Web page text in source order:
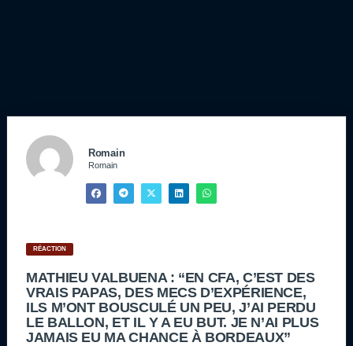
Romain
Romain
RÉACTION
MATHIEU VALBUENA : “EN CFA, C’EST DES
VRAIS PAPAS, DES MECS D’EXPÉRIENCE,
ILS M’ONT BOUSCULÉ UN PEU, J’AI PERDU
LE BALLON, ET IL Y A EU BUT. JE N’AI PLUS
JAMAIS EU MA CHANCE À BORDEAUX”